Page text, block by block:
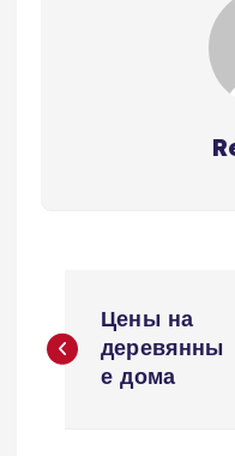
а
Цены на
деревянны
е дома